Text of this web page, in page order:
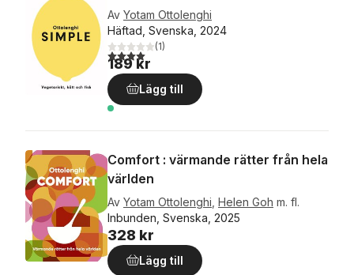
Av Yotam Ottolenghi
Häftad, Svenska, 2024
4,0utav 5 stjärnor. Totalt antal röster:
(1)
189 kr
Lägg till
Comfort : värmande rätter från hela
världen
Av Yotam Ottolenghi Helen Goh m. fl.
Inbunden, Svenska, 2025
328 kr
Lägg till